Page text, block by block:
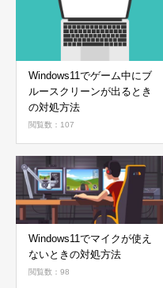
Windows11でゲーム中にブ
ルースクリーンが出るとき
の対処方法
閲覧数：107
Windows11でマイクが使え
ないときの対処方法
閲覧数：98